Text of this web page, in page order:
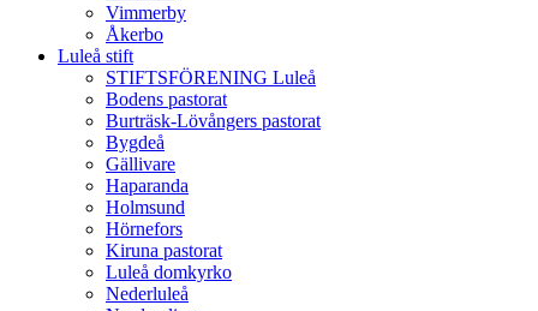
Vimmerby
Åkerbo
Luleå stift
STIFTSFÖRENING Luleå
Bodens pastorat
Burträsk-Lövångers pastorat
Bygdeå
Gällivare
Haparanda
Holmsund
Hörnefors
Kiruna pastorat
Luleå domkyrko
Nederluleå